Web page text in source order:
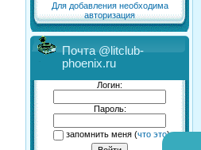
Для добавления необходима
авторизация
Почта @litclub-
phoenix.ru
Логин:
Пароль:
запомнить меня(что это)